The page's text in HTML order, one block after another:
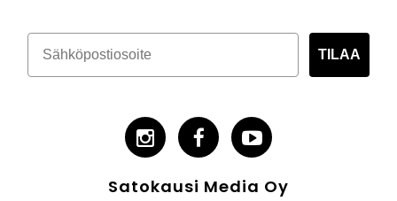
TILAA
Satokausi Media Oy